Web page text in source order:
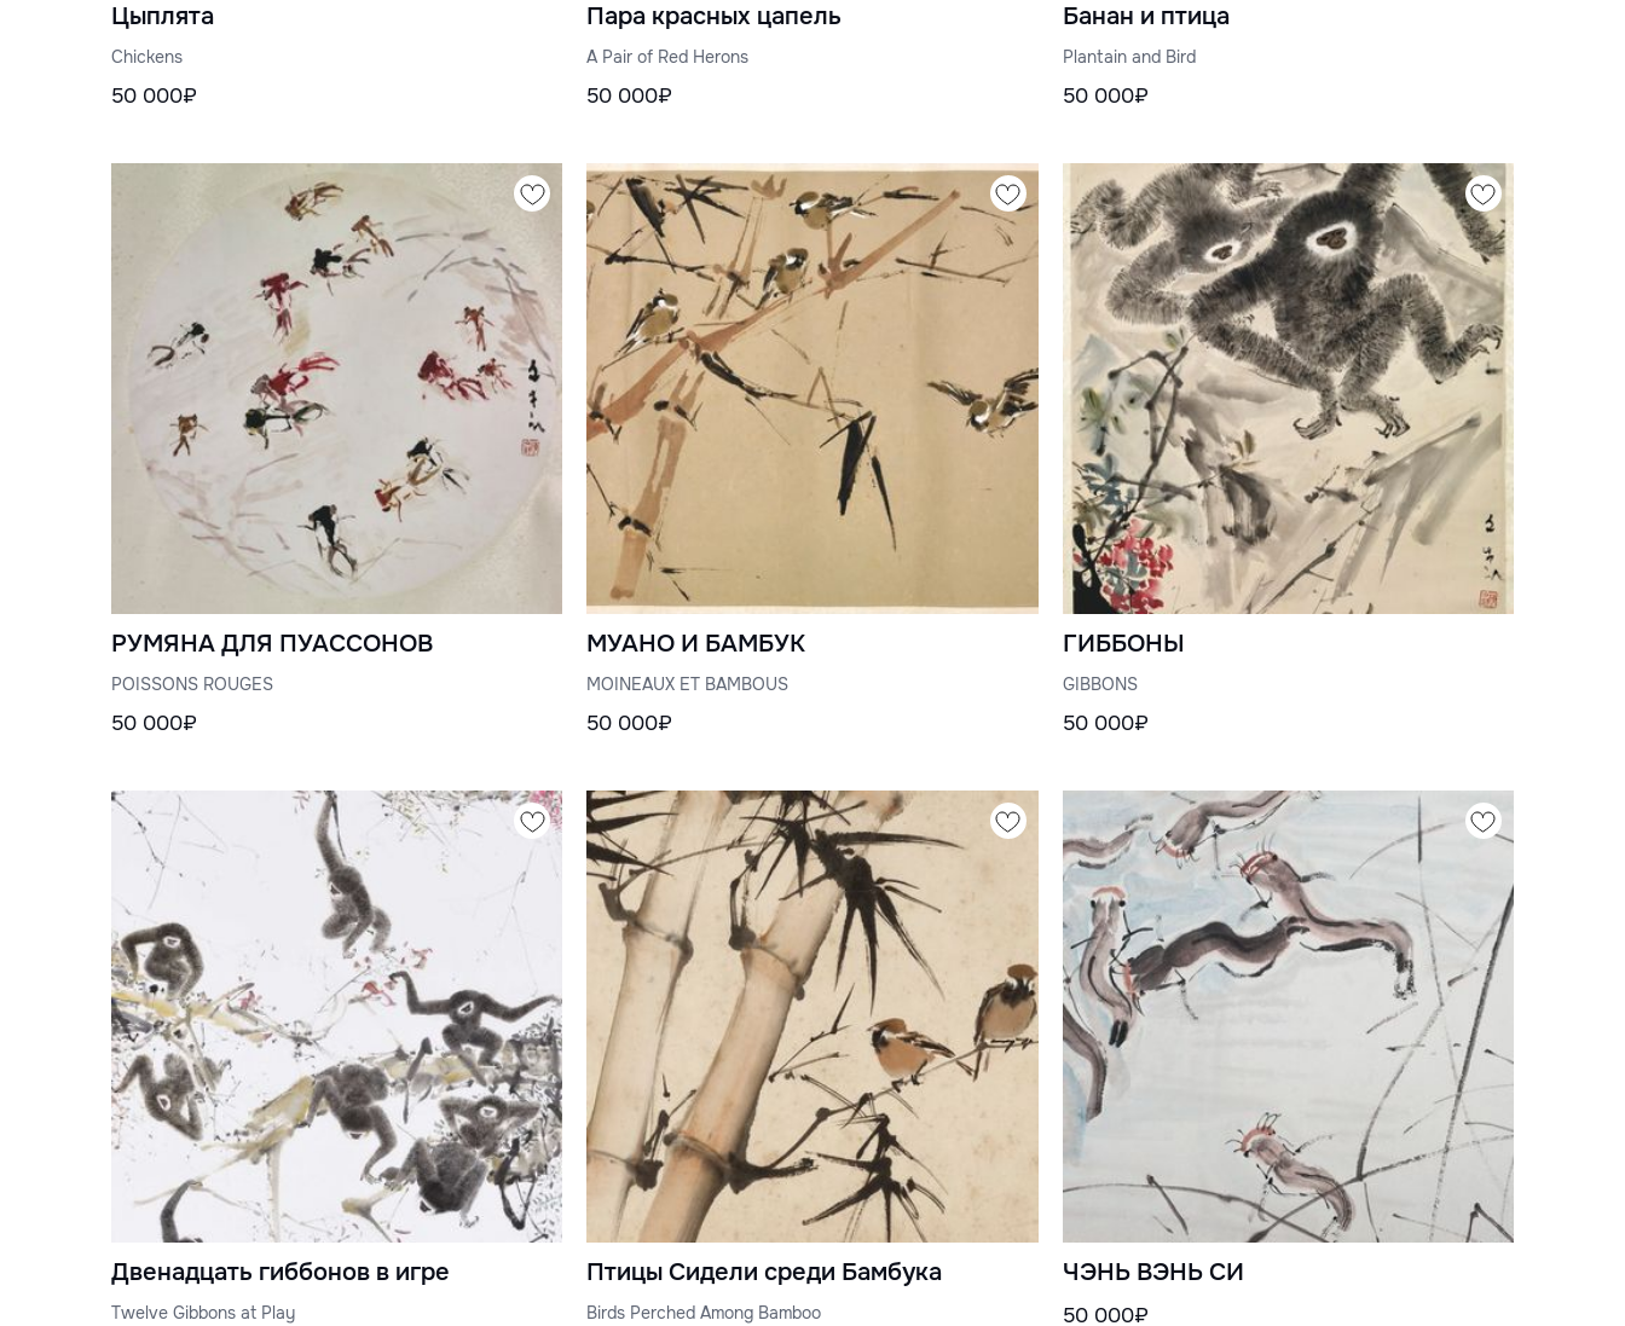
Цыплята
Chickens
50 000₽
Пара красных цапель
A Pair of Red Herons
50 000₽
Банан и птица
Plantain and Bird
50 000₽
РУМЯНА ДЛЯ ПУАССОНОВ
POISSONS ROUGES
50 000₽
МУАНО И БАМБУК
MOINEAUX ET BAMBOUS
50 000₽
ГИББОНЫ
GIBBONS
50 000₽
Двенадцать гиббонов в игре
Twelve Gibbons at Play
Птицы Сидели среди Бамбука
Birds Perched Among Bamboo
ЧЭНЬ ВЭНЬ СИ
50 000₽